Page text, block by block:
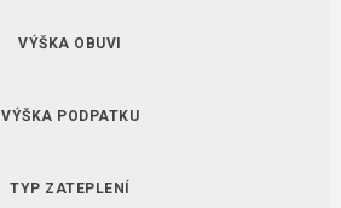
VÝŠKA OBUVI
VÝŠKA PODPATKU
TYP ZATEPLENÍ